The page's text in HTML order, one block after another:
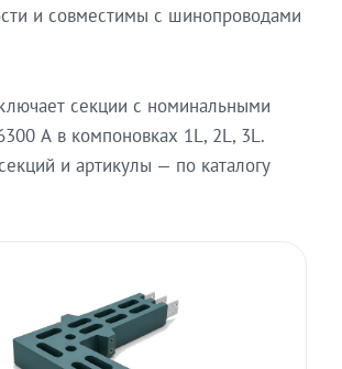
и совместимы с шинопроводами
секции с номинальными
А в компоновках 1L, 2L, 3L.
и артикулы — по каталогу